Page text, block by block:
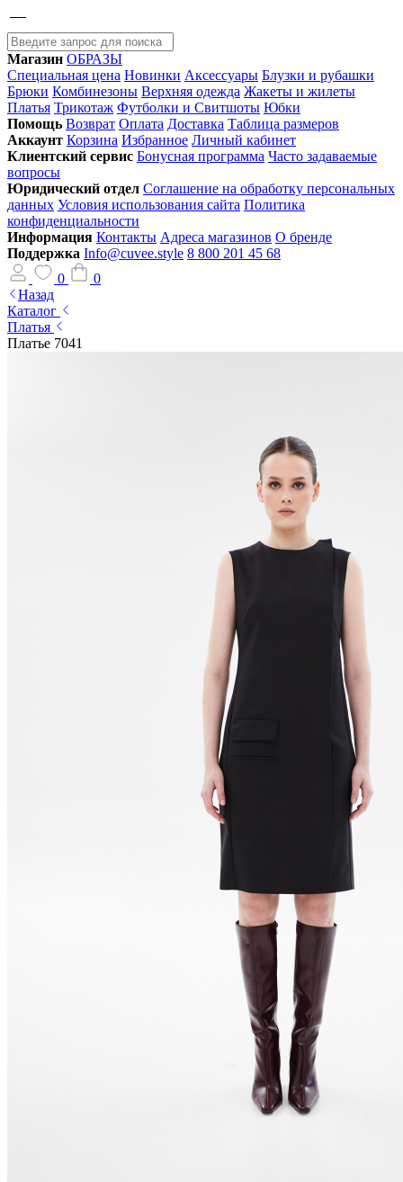
Магазин ОБРАЗЫ
Специальная цена Новинки Аксессуары Блузки и рубашки
Брюки Комбинезоны Верхняя одежда Жакеты и жилеты
Платья Трикотаж Футболки и Свитшоты Юбки
Помощь Возврат Оплата Доставка Таблица размеров
Аккаунт Корзина Избранное Личный кабинет
Клиентский сервис Бонусная программа Часто задаваемые
вопросы
Юридический отдел Соглашение на обработку персональных
данных Условия использования сайта Политика
конфиденциальности
Информация Контакты Адреса магазинов О бренде
Поддержка Info@cuvee.style 8 800 201 45 68
0
0
Назад
Каталог
Платья
Платье 7041